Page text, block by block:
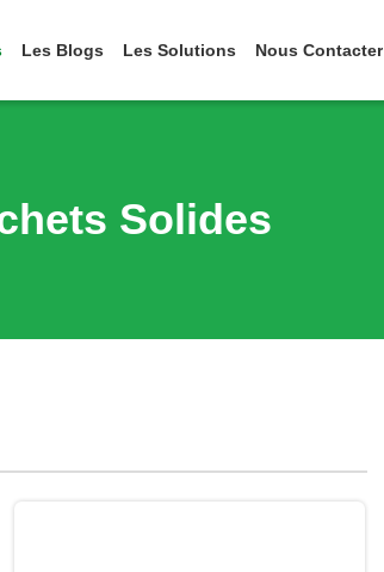
Les Blogs Les Solutions Nous Contacter
Solides